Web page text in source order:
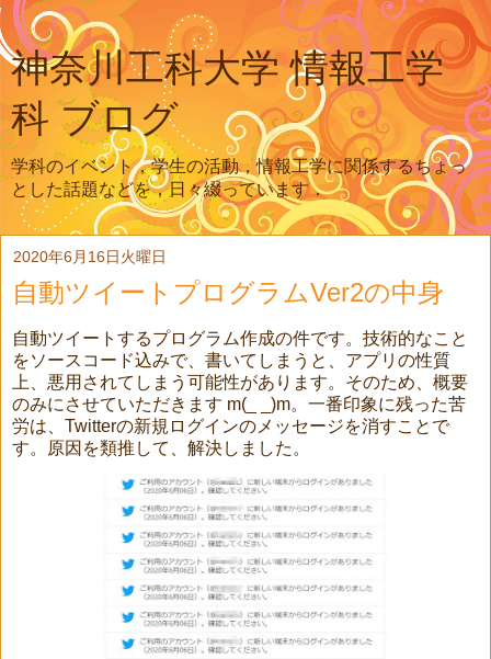
神奈川工科大学 情報工学
科 ブログ
学科のイベント，学生の活動，情報工学に関係するちょっ
とした話題などを，日々綴っています．
2020年6月16日火曜日
自動ツイートプログラムVer2の中身
自動ツイートするプログラム作成の件です。技術的なこと
をソースコード込みで、書いてしまうと、アプリの性質
上、悪用されてしまう可能性があります。そのため、概要
のみにさせていただきます m(_ _)m。一番印象に残った苦
労は、Twitterの新規ログインのメッセージを消すことで
す。原因を類推して、解決しました。